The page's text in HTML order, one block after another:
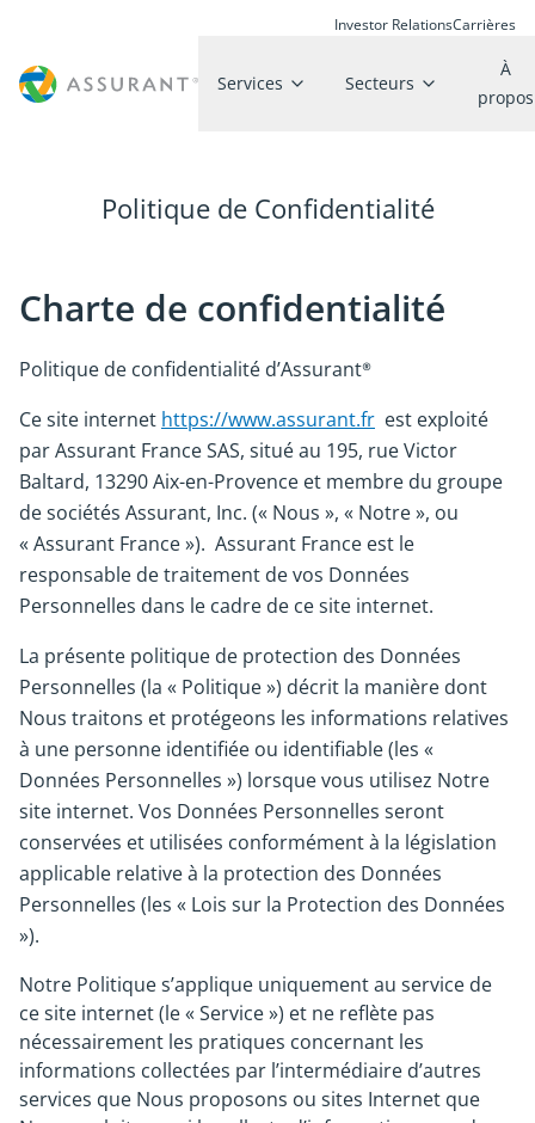
Investor RelationsCarrières
Services Secteurs
À
propos
Politique de Confidentialité
Charte de confidentialité
Politique de confidentialité d’Assurant®
Ce site internet https://www.assurant.fr est exploité
par Assurant France SAS, situé au 195, rue Victor
Baltard, 13290 Aix-en-Provence et membre du groupe
de sociétés Assurant, Inc. (« Nous », « Notre », ou
« Assurant France »). Assurant France est le
responsable de traitement de vos Données
Personnelles dans le cadre de ce site internet.
La présente politique de protection des Données
Personnelles (la « Politique ») décrit la manière dont
Nous traitons et protégeons les informations relatives
à une personne identifiée ou identifiable (les «
Données Personnelles ») lorsque vous utilisez Notre
site internet. Vos Données Personnelles seront
conservées et utilisées conformément à la législation
applicable relative à la protection des Données
Personnelles (les « Lois sur la Protection des Données
»).
Notre Politique s’applique uniquement au service de
ce site internet (le « Service ») et ne reflète pas
nécessairement les pratiques concernant les
informations collectées par l’intermédiaire d’autres
services que Nous proposons ou sites Internet que